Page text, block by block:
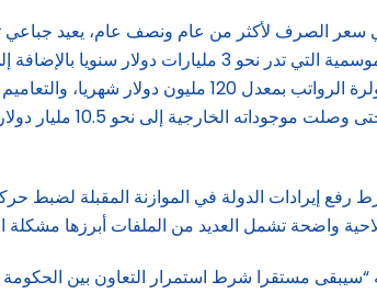
من 500 مليون دولار شهريا، وإلى الحركة
إيرادات الدولة في الموازنة المقبلة لضبط
واضحة تشمل العديد من الملفات أبرزها مشكلة
“سيبقى مستقرا شرط استمرار التعاون بين